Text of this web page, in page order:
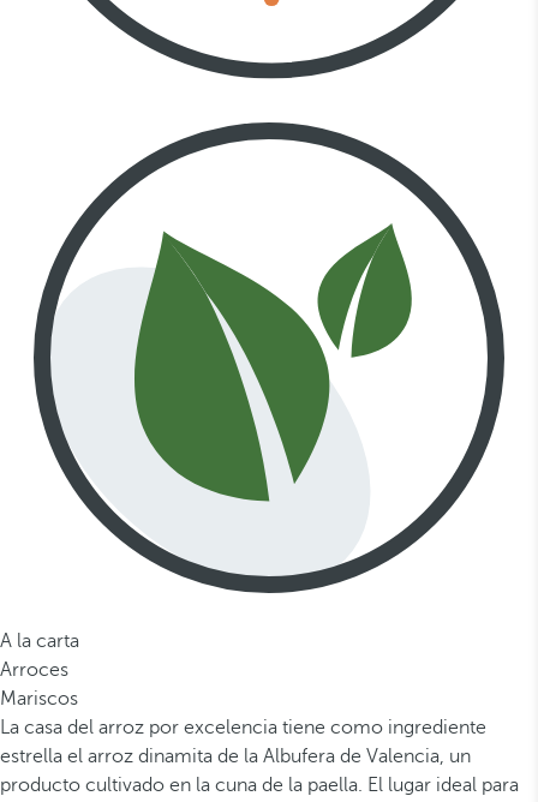
A la carta
Arroces
Mariscos
La casa del arroz por excelencia tiene como ingrediente
estrella el arroz dinamita de la Albufera de Valencia, un
producto cultivado en la cuna de la paella. El lugar ideal para